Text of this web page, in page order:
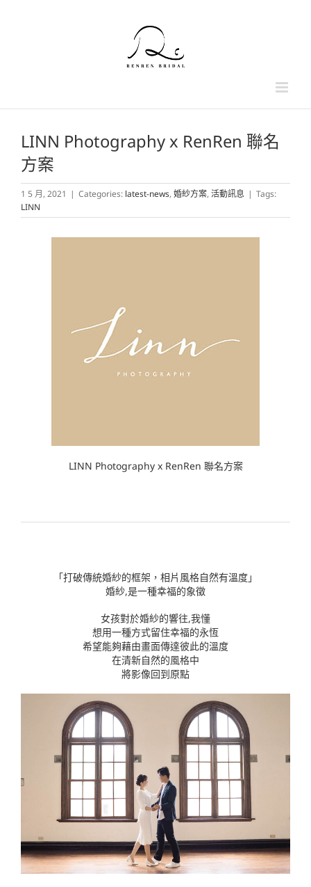
LINN Photography x RenRen 聯名
方案
1 5 月, 2021 | Categories: latest-news, 婚紗方案, 活動訊息 | Tags:
LINN
LINN Photography x RenRen 聯名方案
「打破傳統婚紗的框架，相片風格自然有溫度」
婚紗,是一種幸福的象徵
女孩對於婚紗的響往,我懂
想用一種方式留住幸福的永恆
希望能夠藉由畫面傳達彼此的溫度
在清新自然的風格中
將影像回到原點